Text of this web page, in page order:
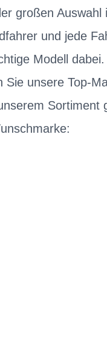
großen Auswahl
und jede
Modell dabei.
Sie unsere Top-
Sortiment